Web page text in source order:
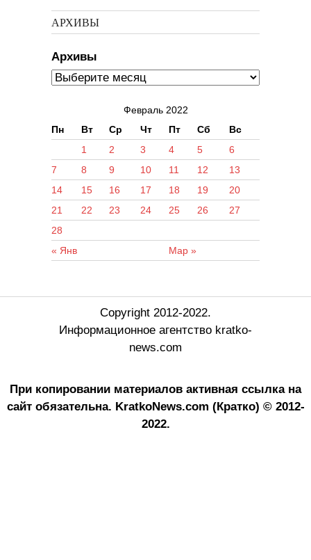
АРХИВЫ
Архивы
Февраль 2022
Пн
Вт Ср Чт Пт Сб Вс
« Янв Мар »
1 2 3 4 5
6
7
8 9 10 11 12
13
14
15 16 17 18 19
20
21
22 23 24 25 26
27
28
Copyright 2012-2022.
Информационное агентство kratko-
news.com
При копировании материалов активная ссылка на
сайт обязательна. KratkoNews.com (Кратко) © 2012-
2022.